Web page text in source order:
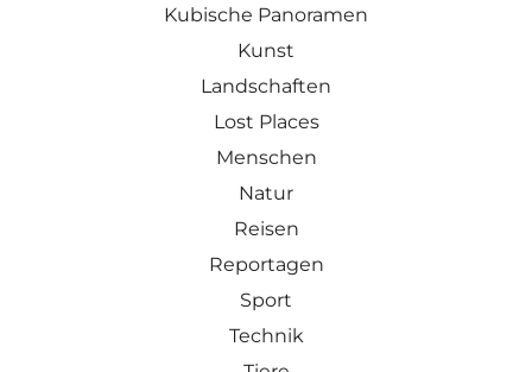
Kubische Panoramen
Kunst
Landschaften
Lost Places
Menschen
Natur
Reisen
Reportagen
Sport
Technik